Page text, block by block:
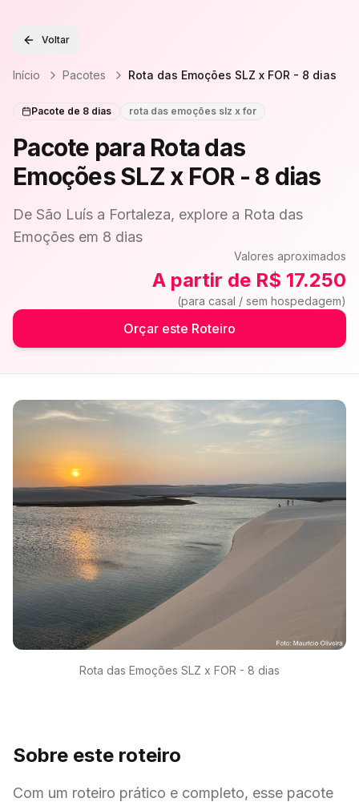
Voltar
Início Pacotes Rota das Emoções SLZ x FOR - 8 dias
Pacote de 8 dias rota das emoções slz x for
Pacote para Rota das
Emoções SLZ x FOR - 8 dias
De São Luís a Fortaleza, explore a Rota das
Emoções em 8 dias
Valores aproximados
A partir de R$ 17.250
(para casal / sem hospedagem)
Orçar este Roteiro
Rota das Emoções SLZ x FOR - 8 dias
Sobre este roteiro
Com um roteiro prático e completo, esse pacote